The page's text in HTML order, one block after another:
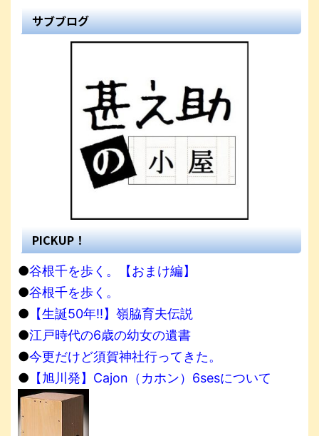
サブブログ
PICKUP！
●谷根千を歩く。【おまけ編】
●谷根千を歩く。
● 【生誕50年!!】嶺脇育夫伝説
●江戸時代の6歳の幼女の遺書
●今更だけど須賀神社行ってきた。
● 【旭川発】Cajon（カホン）6sesについて